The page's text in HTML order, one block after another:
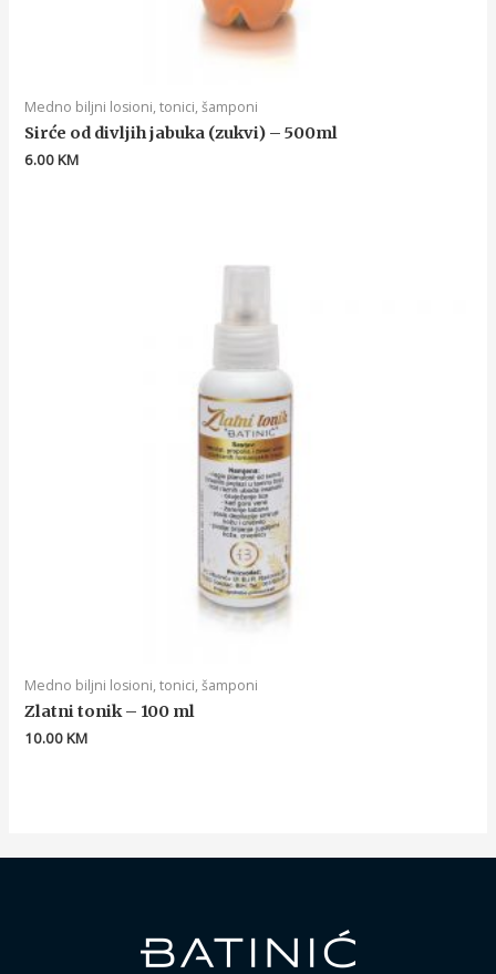
Medno biljni losioni, tonici, šamponi
Sirće od divljih jabuka (zukvi) – 500ml
6.00KM
Medno biljni losioni, tonici, šamponi
Zlatni tonik – 100 ml
10.00KM